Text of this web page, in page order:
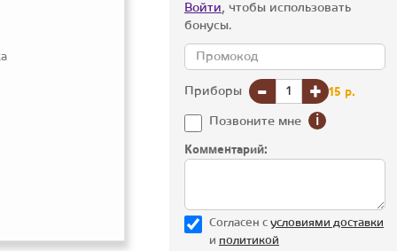
Войти, чтобы использовать
бонусы.
Приборы - + 15 р.
Позвоните мне i
Комментарий:
Согласен с уcловиями доставки
и политикой